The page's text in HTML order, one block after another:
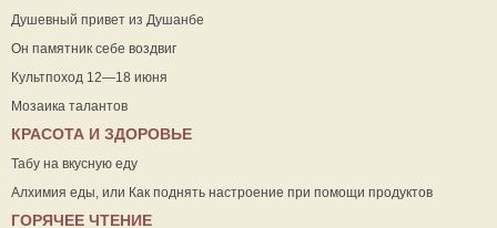
Душевный привет из Душанбе
Он памятник себе воздвиг
Культпоход 12—18 июня
Мозаика талантов
КРАСОТА И ЗДОРОВЬЕ
Табу на вкусную еду
Алхимия еды, или Как поднять настроение при помощи продуктов
ГОРЯЧЕЕ ЧТЕНИЕ